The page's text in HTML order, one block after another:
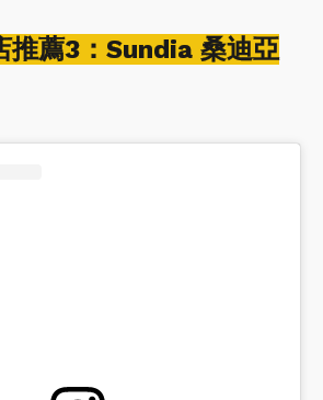
推薦3：Sundia 桑迪亞